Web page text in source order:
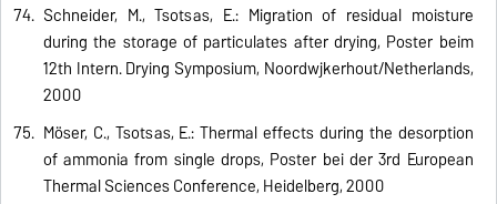
Schneider, M., Tsotsas, E.: Migration of residual moisture
during the storage of particulates after drying, Poster beim
12th Intern. Drying Symposium, Noordwijkerhout/Netherlands,
2000
Möser, C., Tsotsas, E.: Thermal effects during the desorption
of ammonia from single drops, Poster bei der 3rd European
Thermal Sciences Conference, Heidelberg, 2000